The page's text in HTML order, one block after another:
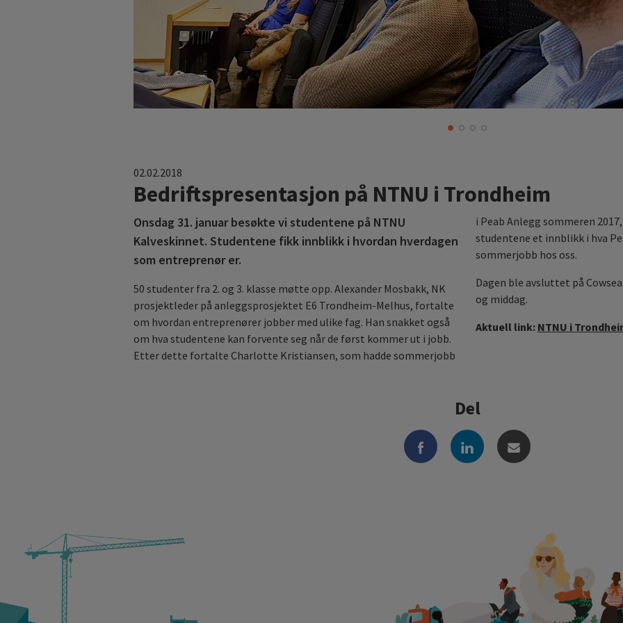
02.02.2018
Bedriftspresentasjon på NTNU i Trondheim
Onsdag 31. januar besøkte vi studentene på NTNU
Kalveskinnet. Studentene fikk innblikk i hvordan hverdagen
som entreprenør er.
50 studenter fra 2. og 3. klasse møtte opp. Alexander Mosbakk, NK
prosjektleder på anleggsprosjektet E6 Trondheim-Melhus, fortalte
om hvordan entreprenører jobber med ulike fag. Han snakket også
om hva studentene kan forvente seg når de først kommer ut i jobb.
Etter dette fortalte Charlotte Kristiansen, som hadde sommerjobb
i Peab Anlegg sommeren
studentene et innblikk i hva
sommerjobb hos oss.
Dagen ble avsluttet på
og middag.
Aktuell link: NTNU i
Del